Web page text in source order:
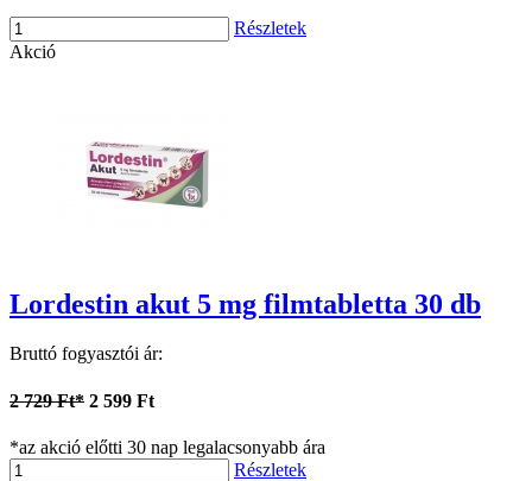
Részletek
Akció
Lordestin akut 5 mg filmtabletta 30 db
Bruttó fogyasztói ár:
2 729 Ft* 2 599 Ft
*az akció előtti 30 nap legalacsonyabb ára
Részletek